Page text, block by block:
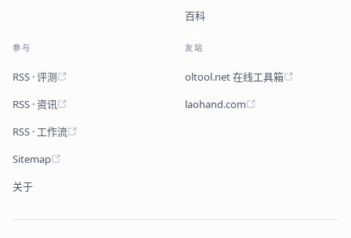
百科
参与
RSS · 评测
RSS · 资讯
RSS · 工作流
Sitemap
关于
友站
oltool.net 在线工具箱
laohand.com